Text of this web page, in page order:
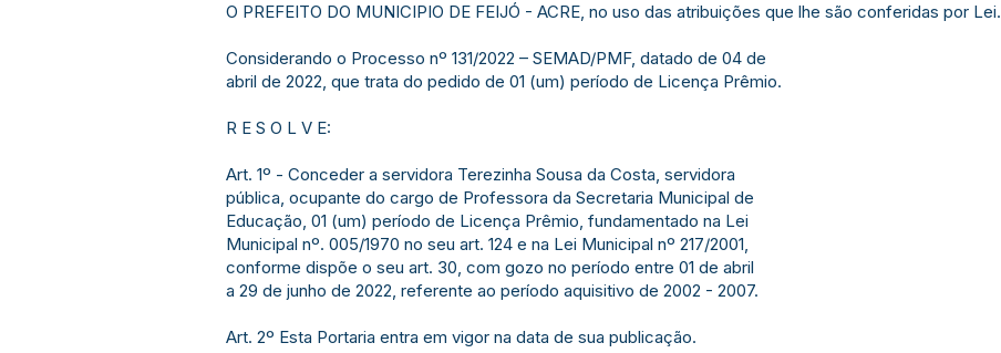
O PREFEITO DO MUNICIPIO DE FEIJÓ - ACRE, no uso das atribuições que lhe são conferidas por Lei.
Considerando o Processo nº 131/2022 – SEMAD/PMF, datado de 04 de
abril de 2022, que trata do pedido de 01 (um) período de Licença Prêmio.
R E S O L V E:
Art. 1º - Conceder a servidora Terezinha Sousa da Costa, servidora
pública, ocupante do cargo de Professora da Secretaria Municipal de
Educação, 01 (um) período de Licença Prêmio, fundamentado na Lei
Municipal nº. 005/1970 no seu art. 124 e na Lei Municipal nº 217/2001,
conforme dispõe o seu art. 30, com gozo no período entre 01 de abril
a 29 de junho de 2022, referente ao período aquisitivo de 2002 - 2007.
Art. 2º Esta Portaria entra em vigor na data de sua publicação.